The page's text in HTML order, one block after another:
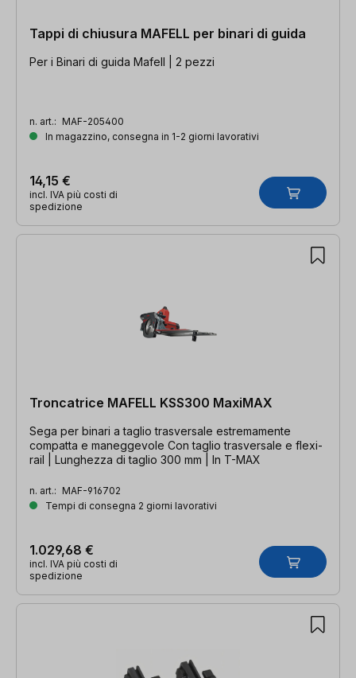
Tappi di chiusura MAFELL per binari di guida
Per i Binari di guida Mafell | 2 pezzi
n. art.: MAF-205400
In magazzino, consegna in 1-2 giorni lavorativi
14,15 €
incl. IVA più costi di
spedizione
Troncatrice MAFELL KSS300 MaxiMAX
Sega per binari a taglio trasversale estremamente
compatta e maneggevole Con taglio trasversale e flexi-
rail | Lunghezza di taglio 300 mm | In T-MAX
n. art.: MAF-916702
Tempi di consegna 2 giorni lavorativi
1.029,68 €
incl. IVA più costi di
spedizione